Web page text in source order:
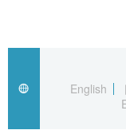
社会
文化
科学・技術
English